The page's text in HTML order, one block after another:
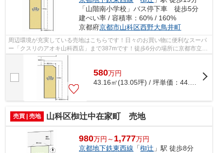
「山階南小学校」バス停下車 徒歩5分
建ぺい率 / 容積率：60% / 160%
京都府京都市山科区西野大鳥井町
周辺環境が充実している売地はこちらです！日々のお買い物に便利なスーパ
ー「クスリのアオキ山科西店」まで387mです！徒歩6分の場所に京都市立山
階南小学校があります！徒歩9分の距離...
580万円
43.16㎡(13.05坪) / 坪単価：44.44 万円
売買 | 売地 山科区椥辻中在家町 売地
980万円～ 1,777万円
京都地下鉄東西線 「椥辻 」駅 徒歩8分